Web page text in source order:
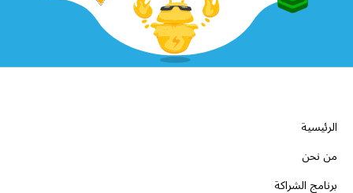
الرئيسية
من نحن
برنامج الشراكة